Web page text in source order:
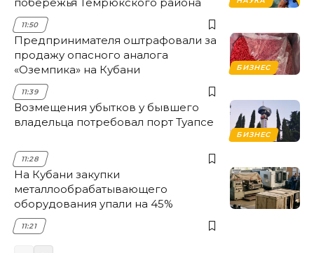
11:50
БИЗНЕС
Предпринимателя оштрафовали за
продажу опасного аналога
«Оземпика» на Кубани
11:39
БИЗНЕС
Возмещения убытков у бывшего
владельца потребовал порт Туапсе
11:28
На Кубани закупки
металлообрабатывающего
оборудования упали на 45%
11:21